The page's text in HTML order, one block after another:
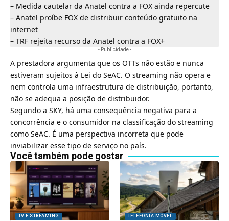
– Medida cautelar da Anatel contra a FOX ainda repercute
– Anatel proíbe FOX de distribuir conteúdo gratuito na
internet
– TRF rejeita recurso da Anatel contra a FOX+
- Publicidade -
A prestadora argumenta que os OTTs não estão e nunca
estiveram sujeitos à Lei do SeAC. O streaming não opera e
nem controla uma infraestrutura de distribuição, portanto,
não se adequa a posição de distribuidor.
Segundo a SKY, há uma consequência negativa para a
concorrência e o consumidor na classificação do streaming
como SeAC. É uma perspectiva incorreta que pode
inviabilizar esse tipo de serviço no país.
Você também pode gostar
TV E STREAMING TELEFONIA MÓVEL